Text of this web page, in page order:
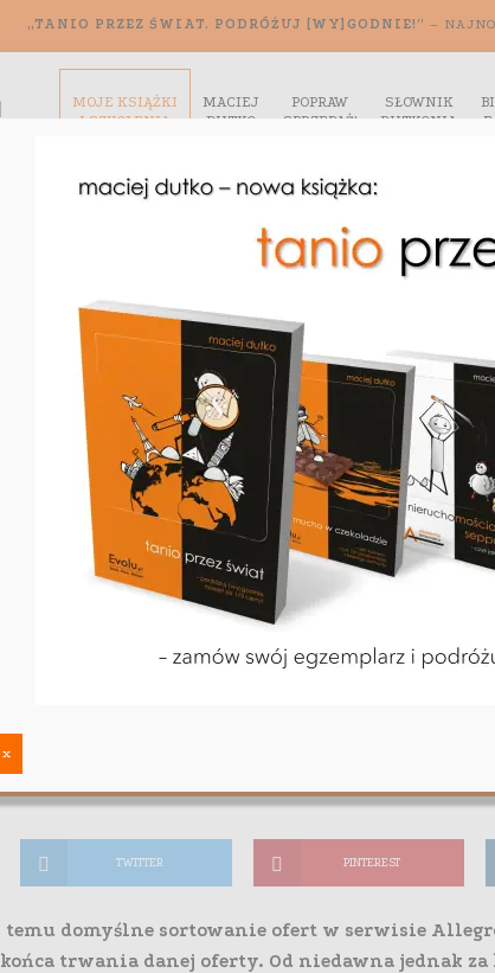
„TANIO PRZEZ ŚWIAT. PODRÓŻUJ [WY]GODNIE!” –
MOJE KSIĄŻKI
I SZKOLENIA
MACIEJ
DUTKO
POPRAW
SPRZEDAŻ!
SŁOWNIK
DUTKONIA
E-MARKETING, FUNKCJONALNOŚĆ STRON WWW
czyli jak Allegro
sortowania ofert i jak
na e-sprzedawców
TWITTER PINTEREST
temu domyślne sortowanie ofert w serwisie
końca trwania danej oferty. Od niedawna jednak
x